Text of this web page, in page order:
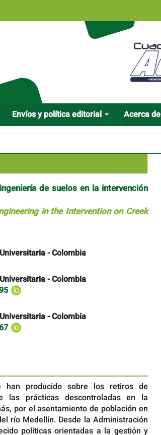
Envíos y política editorial Acerca de
de suelos en la intervención
in the Intervention on Creek
- Colombia
- Colombia
- Colombia
han producido sobre los retiros de
las prácticas descontroladas en la
por el asentamiento de población en
río Medellín. Desde la Administración
políticas orientadas a la gestión y